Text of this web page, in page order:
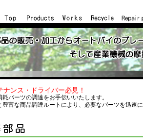
ナンス・ドライバー必見！
パーツの調達をお手伝いいたします。
豊富な商品調達ルートにより、必要なパーツを迅速